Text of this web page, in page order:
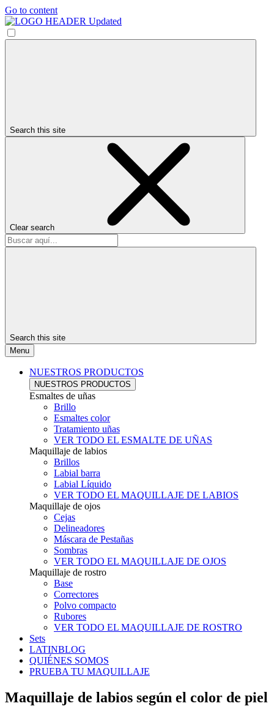
Go to content
Search this site
Clear search
Search this site
Menu
NUESTROS PRODUCTOS
NUESTROS PRODUCTOS
Esmaltes de uñas
Brillo
Esmaltes color
Tratamiento uñas
VER TODO EL ESMALTE DE UÑAS
Maquillaje de labios
Brillos
Labial barra
Labial Líquido
VER TODO EL MAQUILLAJE DE LABIOS
Maquillaje de ojos
Cejas
Delineadores
Máscara de Pestañas
Sombras
VER TODO EL MAQUILLAJE DE OJOS
Maquillaje de rostro
Base
Correctores
Polvo compacto
Rubores
VER TODO EL MAQUILLAJE DE ROSTRO
Sets
LATINBLOG
QUIÉNES SOMOS
PRUEBA TU MAQUILLAJE
Maquillaje de labios según el color de piel